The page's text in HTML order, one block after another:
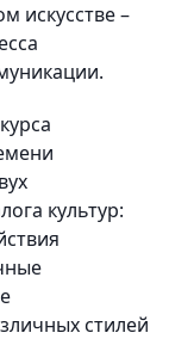
искусстве –
культур:
стилей